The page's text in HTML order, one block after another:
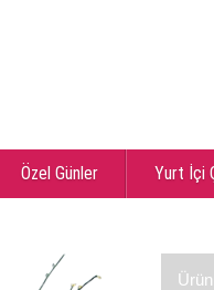
Özel Günler Yurt İçi